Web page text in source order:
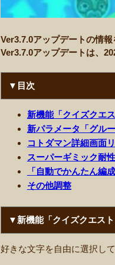
Ver3.7.0アップデートの情報
Ver3.7.0アップデートは、
▼目次
新機能「クイズクエ
新パラメータ「グル
コトダマン詳細画面
スーパーギミック耐
「自動でかんたん編
その他調整
▼新機能「クイズクエス
好きな文字を自由に選択し